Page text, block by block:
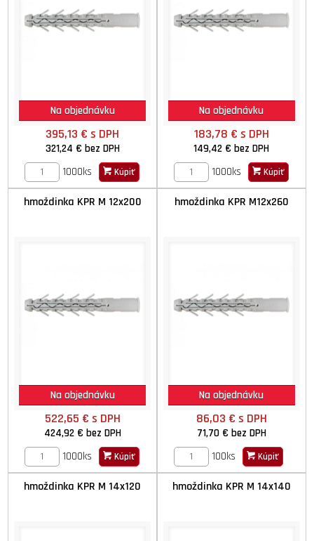
Na objednávku
395,13 €s DPH
321,24 € bez DPH
1000ks
Kúpiť
Na objednávku
183,78 € s DPH
149,42 €bez DPH
1000ks
Kúpiť
hmoždinka KPR M 12x200
Na objednávku
522,65 € s DPH
424,92 € bez DPH
1000ks
Kúpiť
hmoždinka KPR M12x260
Na objednávku
86,03 € s DPH
71,70 € bez DPH
100ks
Kúpiť
hmoždinka KPR M 14x120 hmoždinka KPR M 14x140